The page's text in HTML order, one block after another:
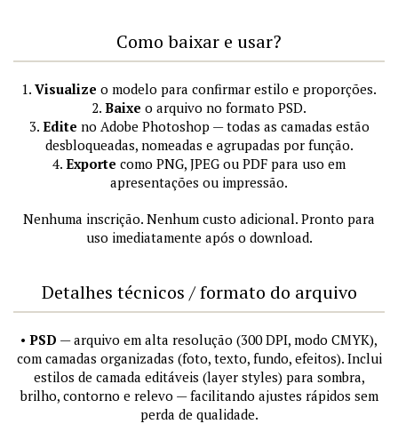
Como baixar e usar?
1. Visualize o modelo para confirmar estilo e proporções.
2. Baixe o arquivo no formato PSD.
3. Edite no Adobe Photoshop — todas as camadas estão
desbloqueadas, nomeadas e agrupadas por função.
4. Exporte como PNG, JPEG ou PDF para uso em
apresentações ou impressão.
Nenhuma inscrição. Nenhum custo adicional. Pronto para
uso imediatamente após o download.
Detalhes técnicos / formato do arquivo
• PSD — arquivo em alta resolução (300 DPI, modo CMYK),
com camadas organizadas (foto, texto, fundo, efeitos). Inclui
estilos de camada editáveis (layer styles) para sombra,
brilho, contorno e relevo — facilitando ajustes rápidos sem
perda de qualidade.